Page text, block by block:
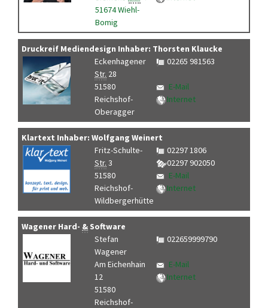
51674 Wiehl-
Bomig
Druckreif Mediendesign Inhaber: Thorsten Klaucke
Eckenhagener
Str. 28
51580
Reichshof-
Oberagger
02265 981563
E-Mail
Internet
Klartext Inhaber: Wolfgang Weinert
Fritz-Schulte-
Str. 3
51580
Reichshof-
Wildbergerhütte
02297 1806
02297 902050
E-Mail
Internet
Wagener Hard- & Software
Stefan
Wagener
Am Eichenhain
12
51580
Reichshof-
022659999790
E-Mail
Internet